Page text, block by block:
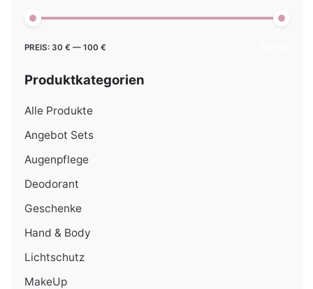
Min.
Max.
PREIS: 30 € — 100 €
Produktkategorien
Alle Produkte
Angebot Sets
Augenpflege
Deodorant
Geschenke
Hand & Body
Lichtschutz
MakeUp